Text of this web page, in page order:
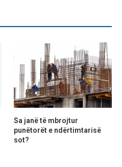
Sa janë të mbrojtur
punëtorët e ndërtimtarisë
sot?